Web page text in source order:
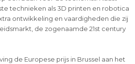
technieken als 3D printen en robotica
ontwikkeling en vaardigheden die zij
de zogenaamde 21st century
de Europese prijs in Brussel aan het